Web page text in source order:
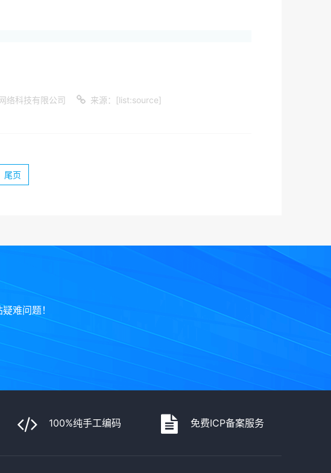
络科技有限公司
来源：[list:source]
尾页
难问题！
100%纯手工编码 免费ICP备案服务